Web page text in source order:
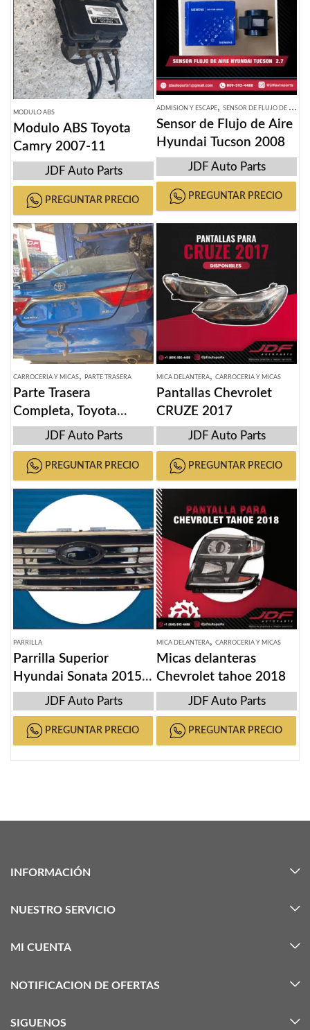
MODULO ABS
Modulo ABS Toyota
Camry 2007-11
JDF Auto Parts
PREGUNTAR PRECIO
ADMISION Y ESCAPE, SENSOR DE FLUJO DE AIRE
Sensor de Flujo de Aire
Hyundai Tucson 2008
JDF Auto Parts
PREGUNTAR PRECIO
CARROCERIA Y MICAS, PARTE TRASERA
Parte Trasera
Completa, Toyota
Camry SE 2017-21
JDF Auto Parts
PREGUNTAR PRECIO
MICA DELANTERA, CARROCERIA Y MICAS
Pantallas Chevrolet
CRUZE 2017
JDF Auto Parts
PREGUNTAR PRECIO
PARRILLA
Parrilla Superior
Hyundai Sonata 2015-
2017JDF Auto Parts
PREGUNTAR PRECIO
MICA DELANTERA, CARROCERIA Y MICAS
Micas delanteras
Chevrolet tahoe 2018
JDF Auto Parts
PREGUNTAR PRECIO
INFORMACIÓN
NUESTRO SERVICIO
MI CUENTA
NOTIFICACION DE OFERTAS
SIGUENOS